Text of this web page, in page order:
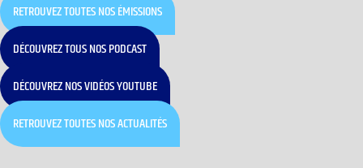
RETROUVEZ TOUTES NOS ÉMISSIONS
DÉCOUVREZ TOUS NOS PODCAST
DÉCOUVREZ NOS VIDÉOS YOUTUBE
RETROUVEZ TOUTES NOS ACTUALITÉS